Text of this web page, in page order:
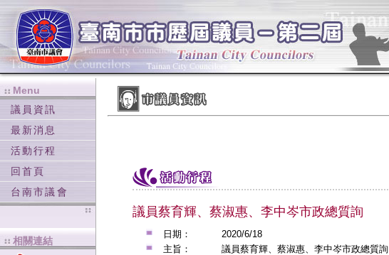
議員蔡育輝、蔡淑惠、李中岑市政總質詢
日期：
2020/6/18
主旨：
議員蔡育輝、蔡淑惠、李中岑市政總質詢
Menu
議員資訊
最新消息
活動行程
回首頁
台南市議會
相關連結